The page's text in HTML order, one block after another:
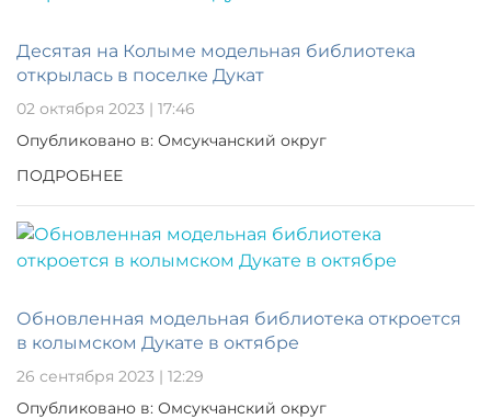
Десятая на Колыме модельная библиотека
открылась в поселке Дукат
02 октября 2023 | 17:46
Опубликовано в: Омсукчанский округ
ПОДРОБНЕЕ
Обновленная модельная библиотека откроется
в колымском Дукате в октябре
26 сентября 2023 | 12:29
Опубликовано в: Омсукчанский округ